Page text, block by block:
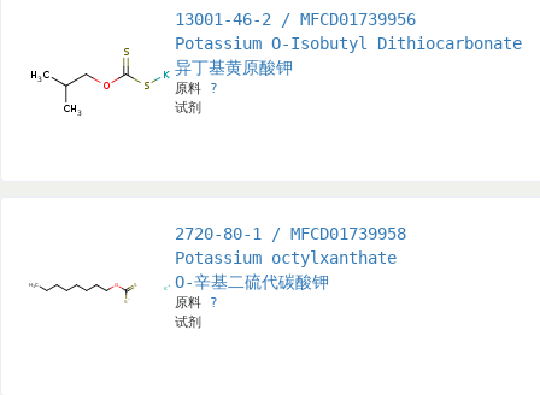
13001-46-2 / MFCD01739956
Potassium O-Isobutyl Dithiocarbonate
异丁基黄原酸钾
原料 ?
试剂
2720-80-1 / MFCD01739958
Potassium octylxanthate
O-辛基二硫代碳酸钾
原料 ?
试剂